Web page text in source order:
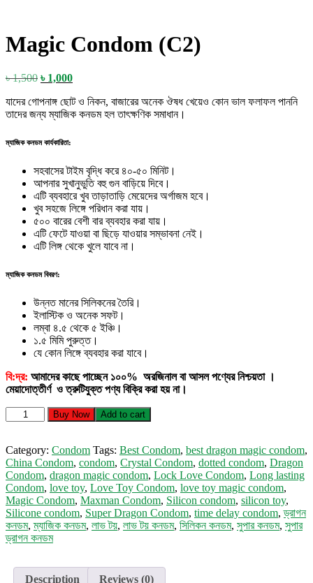
Magic Condom (C2)
৳1,500 Original
was:
৳ 1,500.
৳ 1,000Current
is:
৳ 1,000.
যাদের গোপনাঙ্গ ছোট ও নিকন, বাজারের অনেক ঔষধ খেয়েও কোন ভাল ফলাফল পাননি
তাদের জন্য ম্যাজিক কনডম হল তাৎক্ষণিক সমাধান।
ম্যাজিক কনডম কার্যকারিতা:
সহবাসের টাইম বৃদ্ধি করে ৪০-৫০ মিনিট।
আপনার সুখানুভুতি বহু গুন বাড়িয়ে দিবে।
এটি ব্যবহারে খুব তাড়াতাড়ি মেয়েদের অর্গাজম হবে।
খুব সহজে লিঙ্গে পরিধান করা যায়।
৫০০ বারের বেশী বার ব্যবহার করা যায়।
এটি ফেটে যাওয়া বা ছিড়ে যাওয়ার সম্ভাবনা নেই।
এটি লিঙ্গ থেকে খুলে যাবে না।
ম্যাজিক কনডম বিবরণ:
উন্নত মানের সিলিকনের তৈরি।
ইলাস্টিক ও অনেক সফট।
লম্বা ৪.৫ থেকে ৫ ইঞ্চি।
১.৫ মিমি পুরুত্ত।
যে কোন লিঙ্গে ব্যবহার করা যাবে।
বি:দ্র: আমাদের কাছে পাচ্ছেন ১০০% অরজিনাল বা আসল পণ্যের নিশ্চয়তা ।
মেয়াদোত্তীর্ণ ও ত্রুটিযুক্ত পণ্য বিক্রি করা হয় না।
Magic
Condom
quantity
Buy Now Add to cart
Category: Condom Tags: Best Condom, best dragon magic condom,
China Condom, condom, Crystal Condom, dotted condom, Dragon
Condom, dragon magic condom, Lock Love Condom, Long lasting
Condom, love toy, Love Toy Condom, love toy magic condom,
Magic Condom, Maxman Condom, Silicon condom, silicon toy,
Silicone condom, Super Dragon Condom, time delay condom,ড্রাগন
কনডম,ম্যাজিক কনডম, লাভ টয়, লাভ টয় কনডম, সিলিকন কনডম, সুপার কনডম, সুপার
ড্রাগন কনডম
Description Reviews (0)